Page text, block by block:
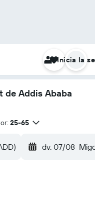
Inicia la
de Addis Ababa
25-65
dv. 07/08